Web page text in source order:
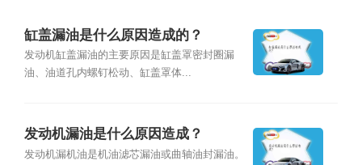
缸盖漏油是什么原因造成的？
发动机缸盖漏油的主要原因是缸盖罩密封圈漏
油、油道孔内螺钉松动、缸盖罩体...
发动机漏油是什么原因造成？
发动机漏机油是机油滤芯漏油或曲轴油封漏油。